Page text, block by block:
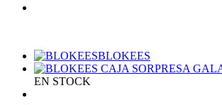
BLOKEES
EN STOCK